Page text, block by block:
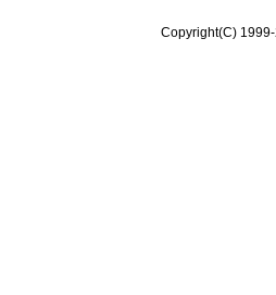
Copyright(C)